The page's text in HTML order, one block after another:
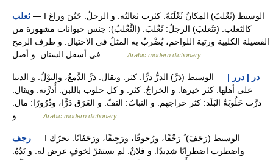
ثعلب — I الوسيط (ثَعْلبَ) المكانُ ثَعْلَبَةً: كثرت ثعالبُه. و الرجلُ: جَبُنَ وراغ
كالثعلب. (تثَعلبَ) الرجلُ: ثَعْلبَ. (الثَّعْلبُ): جنس حيوانات مشهورة من
الفصيلة الكلبية ورتبة اللواحم، يُضْربُ به المثلُ في الاحتيال. و طرف الرمح
Arabic modern dictionary
در | درر | — الوسيط (دَرَّ) الدرُّ درًّا: كثر. ويقال: دَرَّ الدَّمعُ، والبوْلُ. و الدنيا
على أهلها: كثر خيرها. و الخراجُ: كثر. و كل حلوب باللبن: أُدرَّته. ويقال:
درَّت حَلُوبَةُ البَلَد: كثر خراجهم. و النباتُ: التفّ. و العَرَق دَرًّا، ودُرُورًا: مال.
Arabic modern dictionary
رجف — I الوسيط (رَجَفَ) ُ رَجْفًا، ورُجوفًا، ورَجِيفًا، ورَجَفَانًا: تحرّك
واضطرب اضطرابًا شديدًا. و فلانٌ: لم يستقرّ لخوفٍ عرض له. و يَدُهُ: